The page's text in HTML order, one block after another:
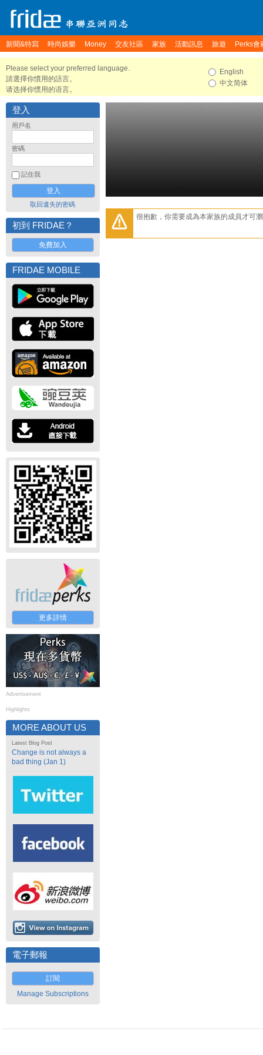
新聞&特寫 時尚娛樂 Money 交友社區 家族 活動訊息 旅遊 Perks會
Please select your preferred language.
請選擇你慣用的語言。
请选择你惯用的语言。
English
中文简体
登入
用戶名
密碼
記住我
取回遺失的密碼
初到 FRIDAE？
免費加入
FRIDAE MOBILE
更多詳情
Advertisement
Highlights
MORE ABOUT US
Latest Blog Post
Change is not always a
bad thing (Jan 1)
電子郵報
訂閱
Manage Subscriptions
很抱歉，你需要成為本家族的成員才可